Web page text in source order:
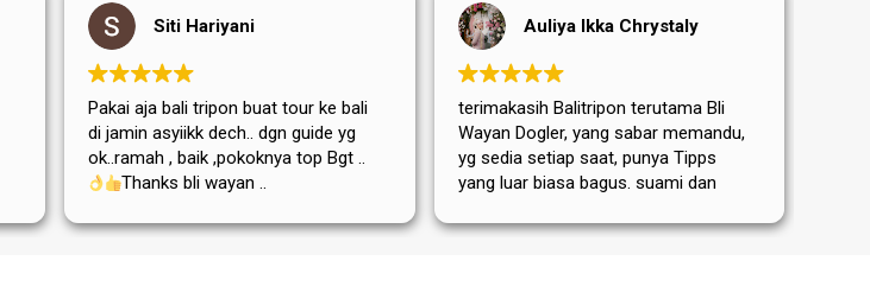
Siti Hariyani
Pakai aja bali tripon buat tour ke bali
di jamin asyiikk dech.. dgn guide yg
ok..ramah , baik ,pokoknya top Bgt ..
Thanks bli wayan ..
Auliya Ikka Chrystaly
terimakasih Balitripon terutama Bli
Wayan Dogler, yang sabar memandu,
yg sedia setiap saat, punya Tipps
yang luar biasa bagus. suami dan
sangat puas dan senang ditemanin